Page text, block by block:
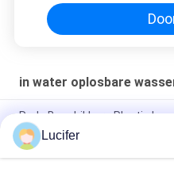
in water oplosbare
Rode Beschikbare Plastic In
voor Medisch/het Ziekenhuis
Beschikbare In water
Lucifer